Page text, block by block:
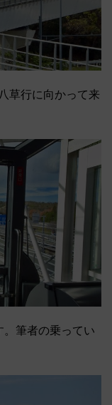
草行に向かって来
筆者の乗ってい